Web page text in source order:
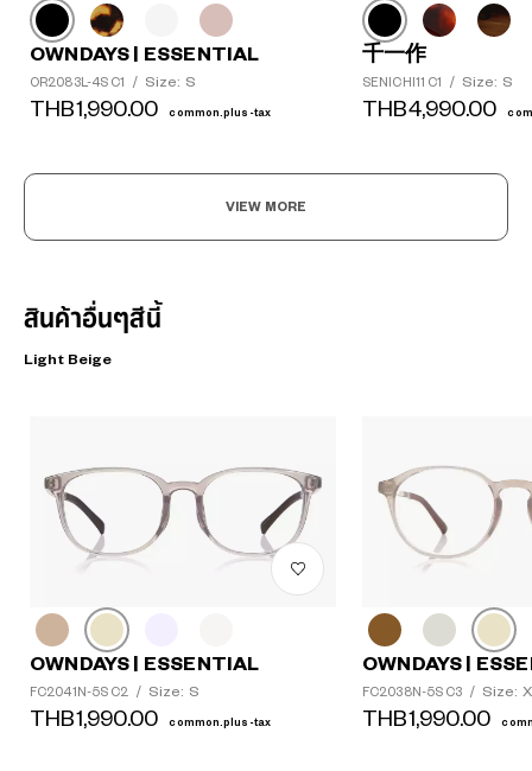
OWNDAYS | ESSENTIAL
OR2083L-4S C1 / Size: S
THB1,990.00 common.plus-tax
千一作
SENICHI11 C1 / Size: S
THB4,990.00
VIEW MORE
สินค้าอื่นๆสีนี้
Light Beige
OWNDAYS | ESSENTIAL
FC2041N-5S C2 / Size: S
THB1,990.00 common.plus-tax
OWNDAYS |
FC2038N-5S C3 / Size:
THB1,990.00